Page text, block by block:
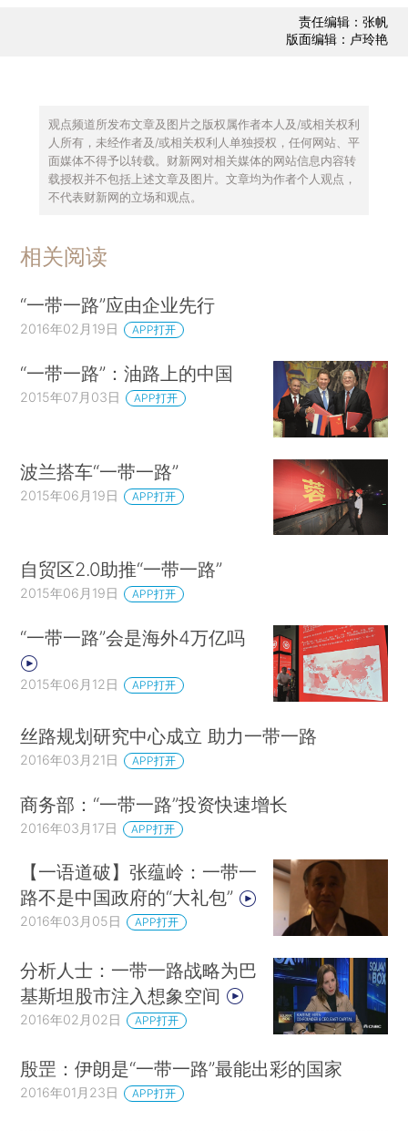
责任编辑：张帆
版面编辑：卢玲艳
观点频道所发布文章及图片之版权属作者本人及/或相关权利
人所有，未经作者及/或相关权利人单独授权，任何网站、平
面媒体不得予以转载。财新网对相关媒体的网站信息内容转
载授权并不包括上述文章及图片。文章均为作者个人观点，
不代表财新网的立场和观点。
相关阅读
“一带一路”应由企业先行
2016年02月19日 APP打开
“一带一路”：油路上的中国
2015年07月03日 APP打开
波兰搭车“一带一路”
2015年06月19日 APP打开
自贸区2.0助推“一带一路”
2015年06月19日 APP打开
“一带一路”会是海外4万亿吗
2015年06月12日 APP打开
丝路规划研究中心成立 助力一带一路
2016年03月21日 APP打开
商务部：“一带一路”投资快速增长
2016年03月17日 APP打开
【一语道破】张蕴岭：一带一
路不是中国政府的“大礼包”
2016年03月05日 APP打开
分析人士：一带一路战略为巴
基斯坦股市注入想象空间
2016年02月02日 APP打开
殷罡：伊朗是“一带一路”最能出彩的国家
2016年01月23日 APP打开